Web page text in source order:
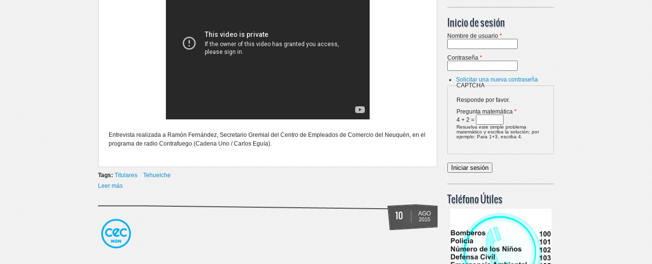
Entrevista realizada a Ramón Fernández, Secretario Gremial del Centro de Empleados de Comercio del Neuquén, en el
programa de radio Contrafuego (Cadena Uno / Carlos Eguía).
Tags: Titulares
Tehuelche
Leer más
10 AGO
2015
Inicio de sesión
Nombre de usuario *
Contraseña *
Solicitar una nueva contraseña
CAPTCHA
Responde por favor.
Pregunta matemática *
4 + 2 =
Resuelva este simple problema
matemático y escriba la solución; por
ejemplo: Para 1+3, escriba 4.
Teléfono Útiles